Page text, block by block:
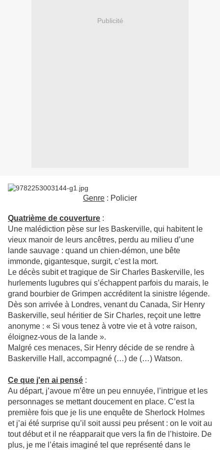
Publicité
Genre : Policier
Quatrième de couverture :
Une malédiction pèse sur les Baskerville, qui habitent le
vieux manoir de leurs ancêtres, perdu au milieu d’une
lande sauvage : quand un chien-démon, une bête
immonde, gigantesque, surgit, c’est la mort.
Le décès subit et tragique de Sir Charles Baskerville, les
hurlements lugubres qui s’échappent parfois du marais, le
grand bourbier de Grimpen accréditent la sinistre légende.
Dès son arrivée à Londres, venant du Canada, Sir Henry
Baskerville, seul héritier de Sir Charles, reçoit une lettre
anonyme : « Si vous tenez à votre vie et à votre raison,
éloignez-vous de la lande ».
Malgré ces menaces, Sir Henry décide de se rendre à
Baskerville Hall, accompagné (…) de (…) Watson.
Ce que j'en ai pensé :
Au départ, j’avoue m’être un peu ennuyée, l’intrigue et les
personnages se mettant doucement en place. C’est la
première fois que je lis une enquête de Sherlock Holmes
et j’ai été surprise qu’il soit aussi peu présent : on le voit au
tout début et il ne réapparait que vers la fin de l’histoire. De
plus, je me l’étais imaginé tel que représenté dans le